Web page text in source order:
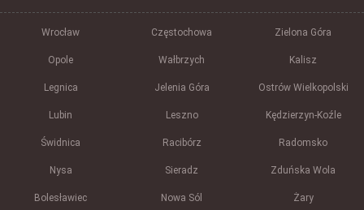
Wrocław Częstochowa Zielona Góra
Opole Wałbrzych Kalisz
Legnica Jelenia Góra Ostrów Wielkopolski
Lubin Leszno Kędzierzyn-Koźle
Świdnica Racibórz Radomsko
Nysa Sieradz Zduńska Wola
Bolesławiec Nowa Sól Żary